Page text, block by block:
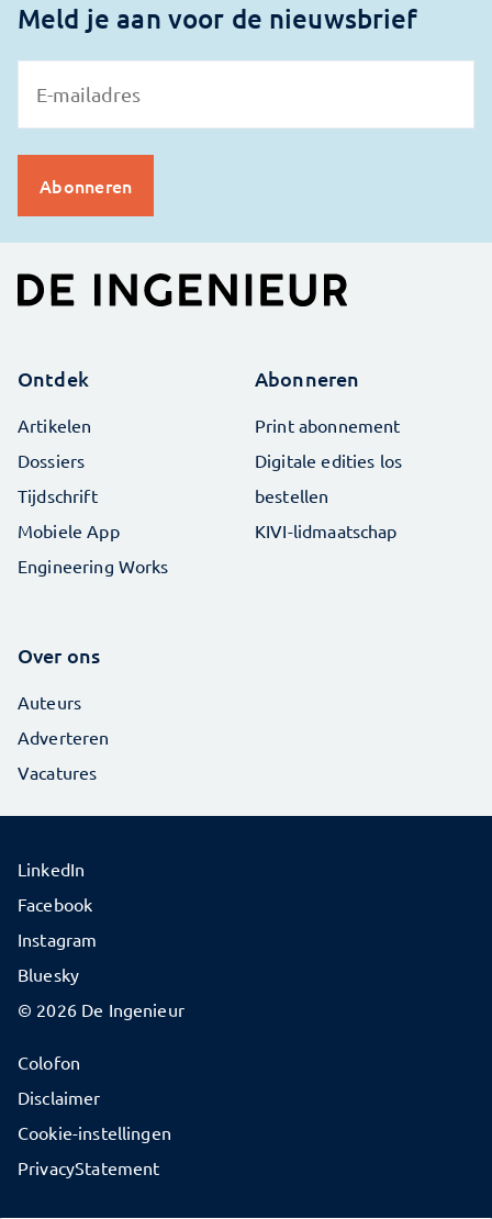
Meld je aan voor de nieuwsbrief
Ontdek
Artikelen
Dossiers
Tijdschrift
Mobiele App
Engineering Works
Abonneren
Print abonnement
Digitale edities los
bestellen
KIVI-lidmaatschap
Over ons
Auteurs
Adverteren
Vacatures
© 2026 De Ingenieur
Colofon
Disclaimer
Cookie-instellingen
PrivacyStatement
LinkedIn
Facebook
Instagram
Bluesky